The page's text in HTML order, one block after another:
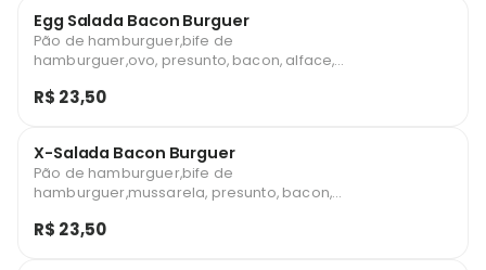
Egg Salada Bacon Burguer
Pão de hamburguer,bife de
hamburguer,ovo, presunto, bacon, alface,
R$ 23,50
X-Salada Bacon Burguer
Pão de hamburguer,bife de
hamburguer,mussarela, presunto, bacon,
R$ 23,50